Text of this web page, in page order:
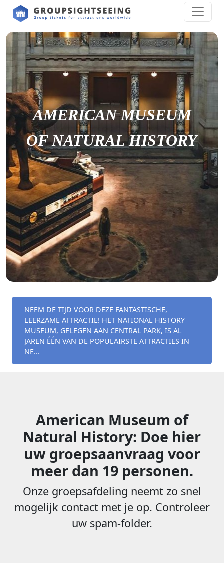
AMERICAN MUSEUM
OF NATURAL HISTORY
NEEM DE TIJD VOOR DEZE FANTASTISCHE,
LEERZAME ATTRACTIE! HET NATIONAL HISTORY
MUSEUM, GELEGEN AAN CENTRAL PARK, IS AL
JAREN ÉÉN VAN DE POPULAIRSTE ATTRACTIES IN
NE...
American Museum of
Natural History: Doe hier
uw groepsaanvraag voor
meer dan 19 personen.
Onze groepsafdeling neemt zo snel
mogelijk contact met je op. Controleer
uw spam-folder.